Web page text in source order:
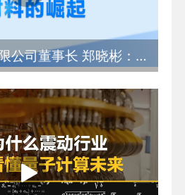
天通控股股份有限公司董事长 郑晓彬：先进封装的发展推动蓝宝石材料的崛起